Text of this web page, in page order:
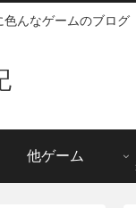
んなゲームのブログ
他ゲーム